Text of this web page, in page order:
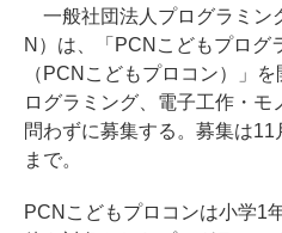
一般社団法人プログラミン
N）は、「PCNこどもプログ
（PCNこどもプロコン）」
ログラミング、電子工作・
問わずに募集する。募集は
まで。
PCNこどもプロコンは小学1